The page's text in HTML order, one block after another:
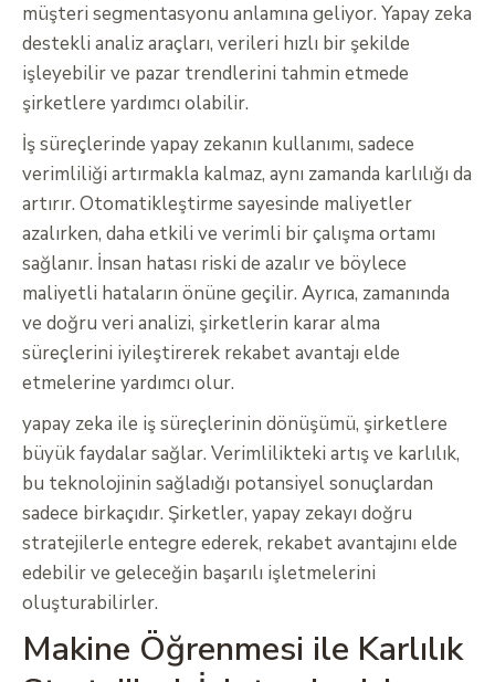
müşteri segmentasyonu anlamına geliyor. Yapay zeka
destekli analiz araçları, verileri hızlı bir şekilde
işleyebilir ve pazar trendlerini tahmin etmede
şirketlere yardımcı olabilir.
İş süreçlerinde yapay zekanın kullanımı, sadece
verimliliği artırmakla kalmaz, aynı zamanda karlılığı da
artırır. Otomatikleştirme sayesinde maliyetler
azalırken, daha etkili ve verimli bir çalışma ortamı
sağlanır. İnsan hatası riski de azalır ve böylece
maliyetli hataların önüne geçilir. Ayrıca, zamanında
ve doğru veri analizi, şirketlerin karar alma
süreçlerini iyileştirerek rekabet avantajı elde
etmelerine yardımcı olur.
yapay zeka ile iş süreçlerinin dönüşümü, şirketlere
büyük faydalar sağlar. Verimlilikteki artış ve karlılık,
bu teknolojinin sağladığı potansiyel sonuçlardan
sadece birkaçıdır. Şirketler, yapay zekayı doğru
stratejilerle entegre ederek, rekabet avantajını elde
edebilir ve geleceğin başarılı işletmelerini
oluşturabilirler.
Makine Öğrenmesi ile Karlılık